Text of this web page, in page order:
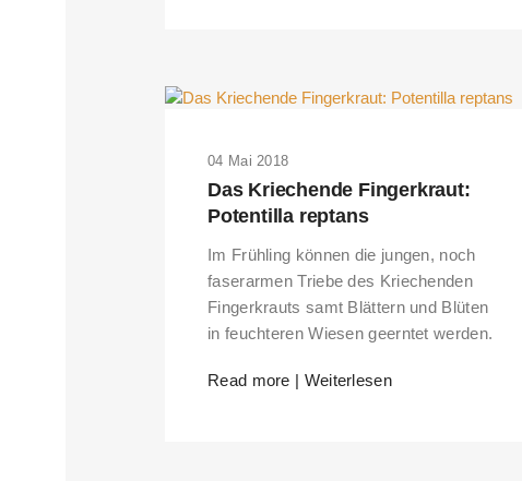
04 Mai 2018
Das Kriechende Fingerkraut:
Potentilla reptans
Im Frühling können die jungen, noch
faserarmen Triebe des Kriechenden
Fingerkrauts samt Blättern und Blüten
in feuchteren Wiesen geerntet werden.
Read more | Weiterlesen